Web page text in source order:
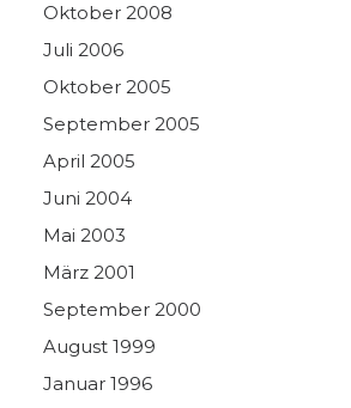
Oktober 2008
Juli 2006
Oktober 2005
September 2005
April 2005
Juni 2004
Mai 2003
März 2001
September 2000
August 1999
Januar 1996